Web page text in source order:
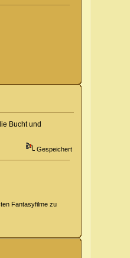
Bucht und
Gespeichert
Fantasyfilme zu